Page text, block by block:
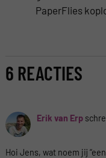
PaperFlies
6 REACTIES
Erik van Erp
Hoi Jens, wat noem jij